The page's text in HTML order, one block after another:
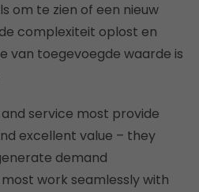
om te zien of een nieuw
complexiteit oplost en
van toegevoegde waarde is
service most provide
excellent value – they
demand
work seamlessly with